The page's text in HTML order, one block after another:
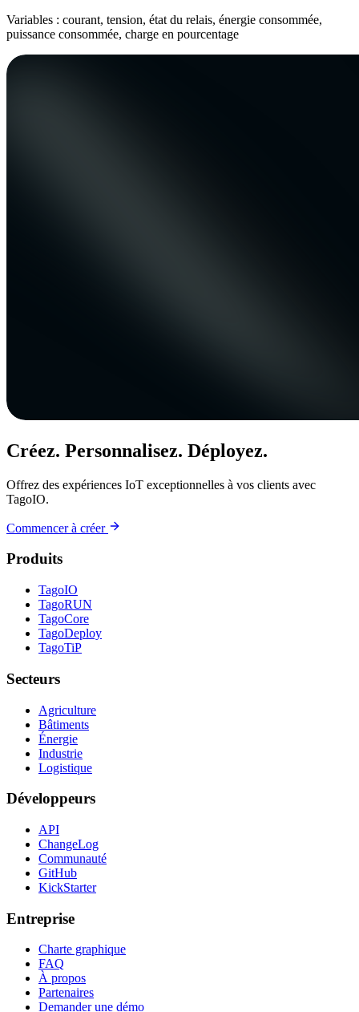
Variables : courant, tension, état du relais, énergie consommée,
puissance consommée, charge en pourcentage
Créez. Personnalisez. Déployez.
Offrez des expériences IoT exceptionnelles à vos clients avec
TagoIO.
Commencer à créer
Produits
TagoIO
TagoRUN
TagoCore
TagoDeploy
TagoTiP
Secteurs
Agriculture
Bâtiments
Énergie
Industrie
Logistique
Développeurs
API
ChangeLog
Communauté
GitHub
KickStarter
Entreprise
Charte graphique
FAQ
À propos
Partenaires
Demander une démo